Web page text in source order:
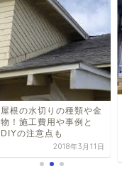
屋根の水切りの種類や金
物！施工費用や事例と
DIYの注意点も
2018年3月11日